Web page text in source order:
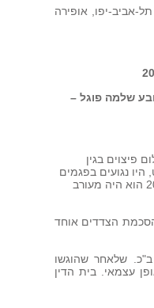
– תל-אביב-יפו, אופירה
שלמה פוגל –
פיצוים בגין
היו נגועים בפגמים
שונים, וההחלטה בעניינו התקבלה משיקולים זרים, על רקע העובדה כי בין השנים 2008-2009 הוא היה מעורב
הצדדים אוחד
ב"כ. שלאחר שהוגשו
עצמאי. בית הדין